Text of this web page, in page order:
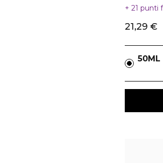
21 punti
21,29 €
50ML